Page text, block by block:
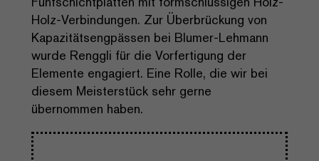
Holz-Verbindungen. Zur Überbrückung von
Kapazitätsengpässen bei Blumer-Lehmann
wurde Renggli für die Vorfertigung der
Elemente engagiert. Eine Rolle, die wir bei
diesem Meisterstück sehr gerne
übernommen haben.